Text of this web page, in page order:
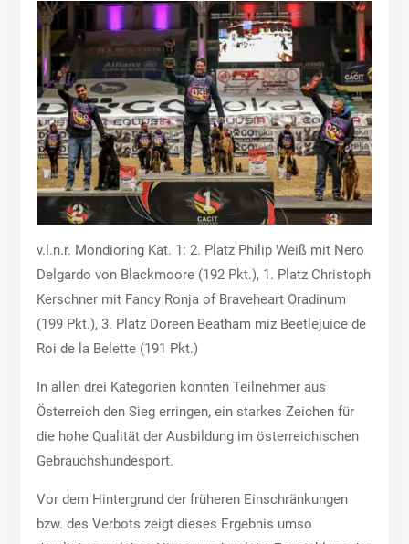
v.l.n.r. Mondioring Kat. 1: 2. Platz Philip Weiß mit Nero
Delgardo von Blackmoore (192 Pkt.), 1. Platz Christoph
Kerschner mit Fancy Ronja of Braveheart Oradinum
(199 Pkt.), 3. Platz Doreen Beatham miz Beetlejuice de
Roi de la Belette (191 Pkt.)
In allen drei Kategorien konnten Teilnehmer aus
Österreich den Sieg erringen, ein starkes Zeichen für
die hohe Qualität der Ausbildung im österreichischen
Gebrauchshundesport.
Vor dem Hintergrund der früheren Einschränkungen
bzw. des Verbots zeigt dieses Ergebnis umso